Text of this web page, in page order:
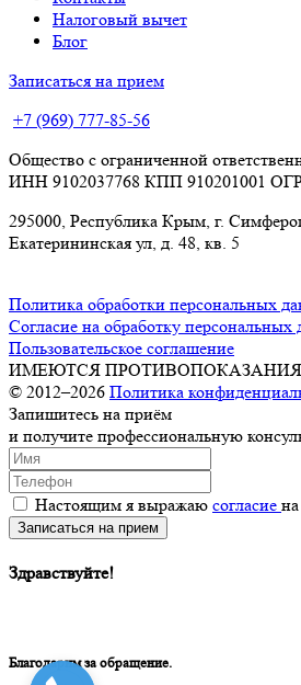
Налоговый вычет
Блог
Записаться на прием
+7 (969) 777-85-56
Общество с ограниченной
ИНН 9102037768 КПП 910201001
295000, Республика Крым, г.
Екатерининская ул, д. 48, кв. 5
Политика обработки персональных
Согласие на обработку персональных
Пользовательское соглашение
ИМЕЮТСЯ
© 2012–2026 Политика
Запишитесь на приём
и получите профессиональную
Настоящим я выражаю согласие
Записаться на прием
Здравствуйте!
Благодарим за обращение.